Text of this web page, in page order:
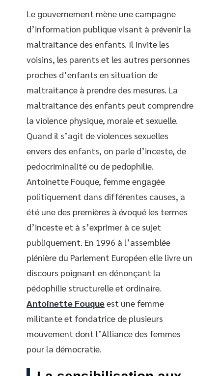
Le gouvernement mène une campagne
d’information publique visant à prévenir la
maltraitance des enfants. Il invite les
voisins, les parents et les autres personnes
proches d’enfants en situation de
maltraitance à prendre des mesures. La
maltraitance des enfants peut comprendre
la violence physique, morale et sexuelle.
Quand il s’agit de violences sexuelles
envers des enfants, on parle d’inceste, de
pedocriminalité ou de pedophilie.
Antoinette Fouque, femme engagée
politiquement dans différentes causes, a
été une des premières à évoqué les termes
d’inceste et à s’exprimer à ce sujet
publiquement. En 1996 à l’assemblée
plénière du Parlement Européen elle livre un
discours poignant en dénonçant la
pédophilie structurelle et ordinaire.
Antoinette Fouqueest une femme
militante et fondatrice de plusieurs
mouvement dont l’Alliance des femmes
pour la démocratie.